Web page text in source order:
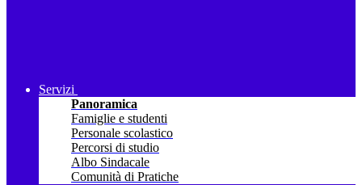
Servizi
Panoramica
Famiglie e studenti
Personale scolastico
Percorsi di studio
Albo Sindacale
Comunità di Pratiche